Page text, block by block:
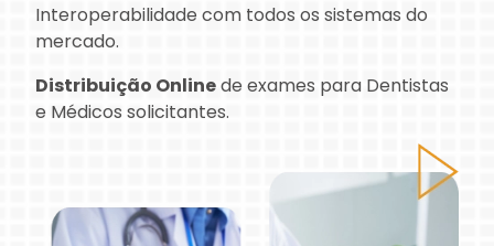
Interoperabilidade com todos os sistemas do
mercado.
Distribuição Onlinede exames para Dentistas
e Médicos solicitantes.